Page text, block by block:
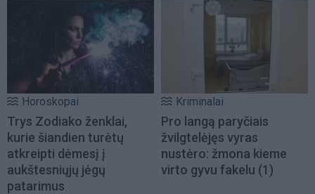
Horoskopai
Trys Zodiako ženklai,
kurie šiandien turėtų
atkreipti dėmesį į
aukštesniųjų jėgų
patarimus
Kriminalai
Pro langą paryčiais
žvilgtelėjęs vyras
nustėro: žmona kieme
virto gyvu fakelu (1)